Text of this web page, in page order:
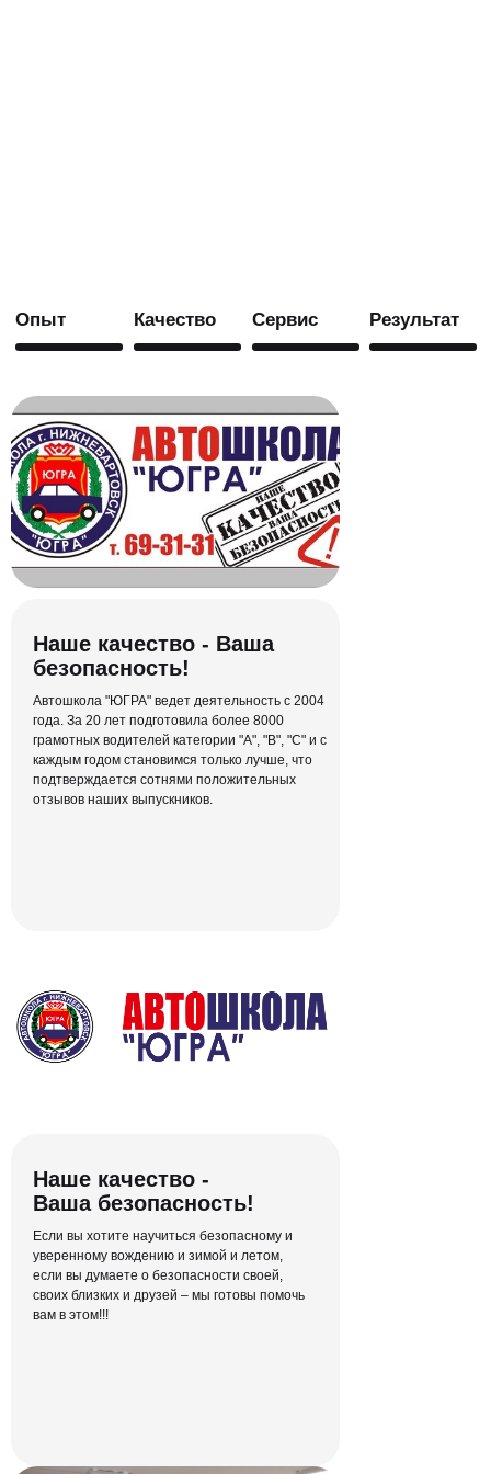
Наше качество - Ваша
безопасность!
Автошкола "ЮГРА" ведет деятельность с 2004
года. За 20 лет подготовила более 8000
грамотных водителей категории "А", "В", "С" и с
каждым годом становимся только лучше, что
подтверждается сотнями положительных
отзывов наших выпускников.
Наше качество -
Ваша безопасность!
Если вы хотите научиться безопасному и
уверенному вождению и зимой и летом,
если вы думаете о безопасности своей,
своих близких и друзей – мы готовы помочь
вам в этом!!!
неудобных бумажных материалов —
объясняем человеческим языком
ПДД в режиме онлайн